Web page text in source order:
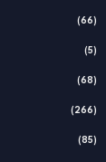
(66)
(5)
(68)
(266)
(85)